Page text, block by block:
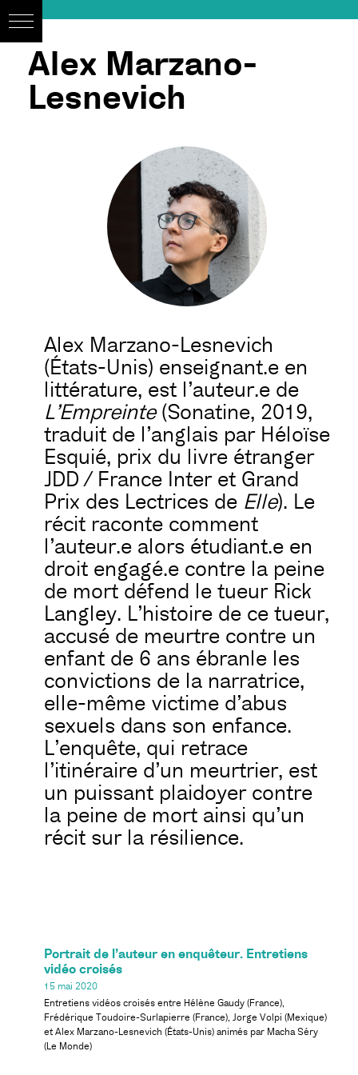
Alex Marzano-
Lesnevich
Alex Marzano-Lesnevich
(États-Unis) enseignant.e en
littérature, est l’auteur.e de
L’Empreinte(Sonatine, 2019,
traduit de l’anglais par Héloïse
Esquié, prix du livre étranger
JDD / France Inter et Grand
Prix des Lectrices de Elle). Le
récit raconte comment
l’auteur.e alors étudiant.e en
droit engagé.e contre la peine
de mort défend le tueur Rick
Langley. L’histoire de ce tueur,
accusé de meurtre contre un
enfant de 6 ans ébranle les
convictions de la narratrice,
elle-même victime d’abus
sexuels dans son enfance.
L’enquête, qui retrace
l’itinéraire d’un meurtrier, est
un puissant plaidoyer contre
la peine de mort ainsi qu’un
récit sur la résilience.
Portrait de l’auteur en enquêteur. Entretiens
vidéo croisés
15 mai 2020
Entretiens vidéos croisés entre Hélène Gaudy (France),
Frédérique Toudoire-Surlapierre (France), Jorge Volpi (Mexique)
et Alex Marzano-Lesnevich (États-Unis) animés par Macha Séry
(Le Monde)